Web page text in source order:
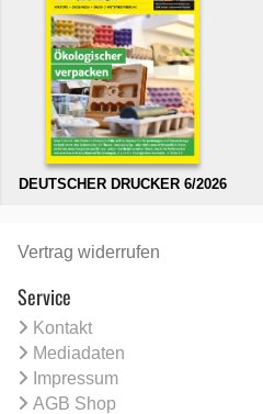
DEUTSCHER DRUCKER 6/2026
Vertrag widerrufen
Service
Kontakt
Mediadaten
Impressum
AGB Shop